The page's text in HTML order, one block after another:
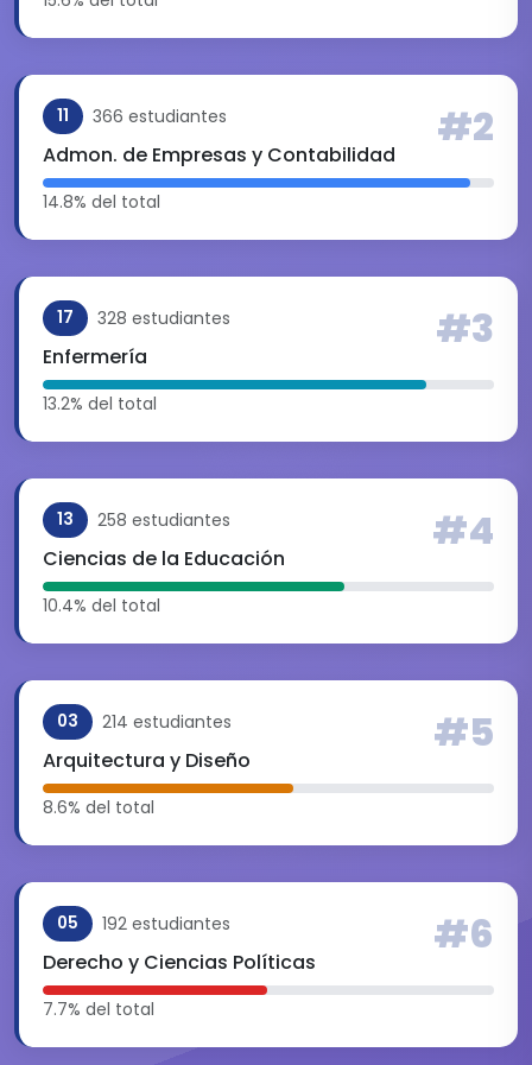
#2
11 366 estudiantes
Admon. de Empresas y Contabilidad
14.8% del total
#3
17 328 estudiantes
Enfermería
13.2% del total
#4
13 258 estudiantes
Ciencias de la Educación
10.4% del total
#5
03 214 estudiantes
Arquitectura y Diseño
8.6% del total
#6
05 192 estudiantes
Derecho y Ciencias Políticas
7.7% del total